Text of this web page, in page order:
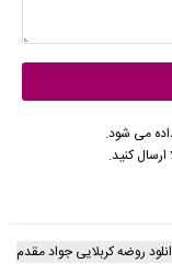
می شود.
کنید.
روضه کربلایی جواد مقدم